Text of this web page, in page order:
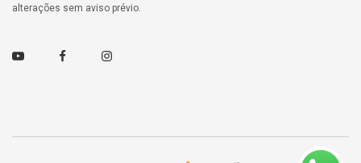
alterações sem aviso prévio.
Youtube FacebookInstagram